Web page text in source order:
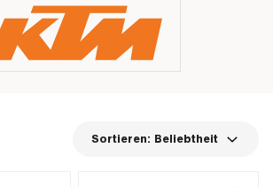
Sortieren: Beliebtheit